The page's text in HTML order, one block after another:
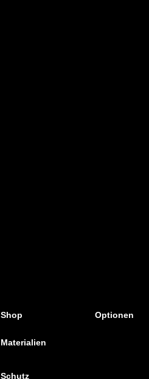
Shop Optionen
Materialien
Schutz